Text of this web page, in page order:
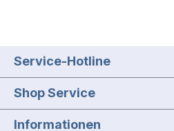
Service-Hotline
Shop Service
Informationen